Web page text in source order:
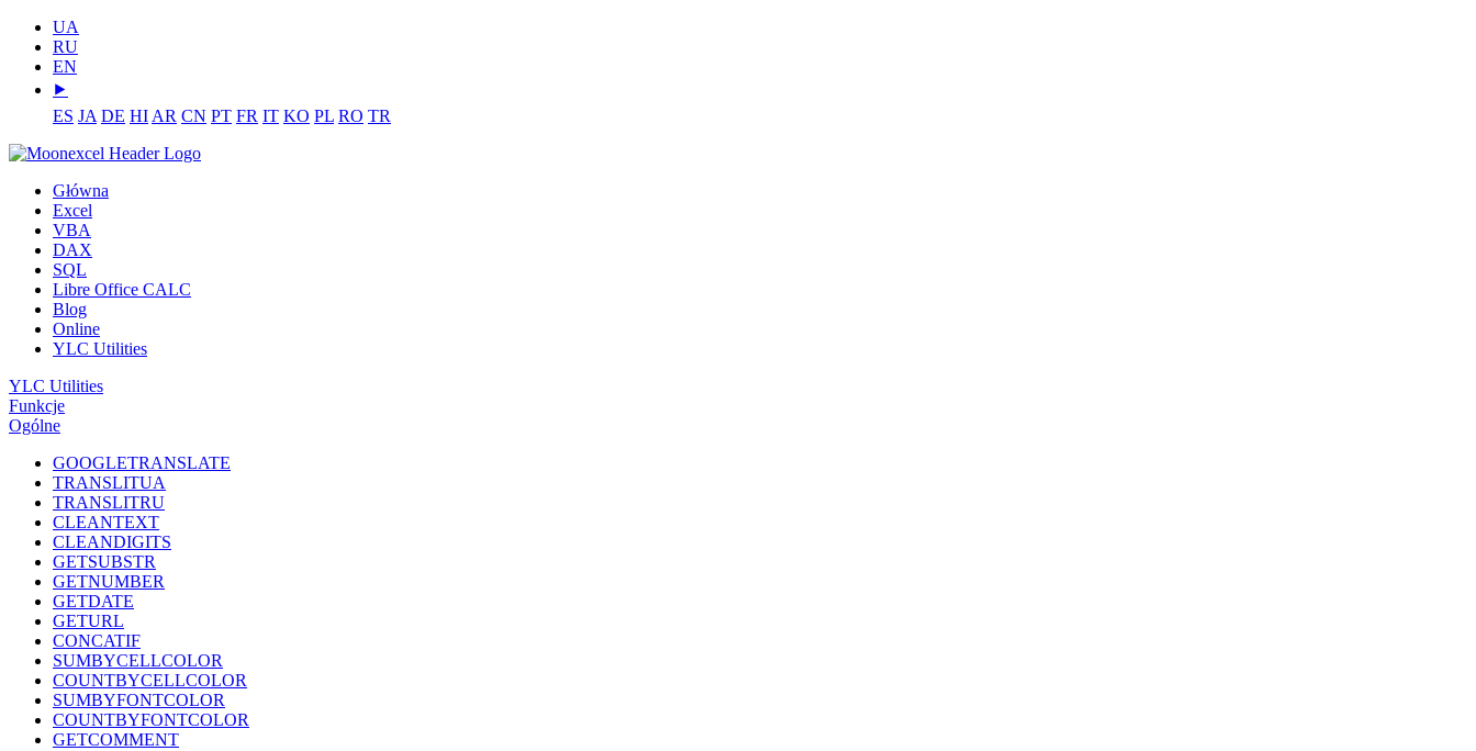
UA
RU
EN
⯈
ES JA DE HI AR CN PT FR IT KO PL RO TR
Główna
Excel
VBA
DAX
SQL
Libre Office CALC
Blog
Online
YLC Utilities
YLC Utilities
Funkcje
Ogólne
GOOGLETRANSLATE
TRANSLITUA
TRANSLITRU
CLEANTEXT
CLEANDIGITS
GETSUBSTR
GETNUMBER
GETDATE
GETURL
CONCATIF
SUMBYCELLCOLOR
COUNTBYCELLCOLOR
SUMBYFONTCOLOR
COUNTBYFONTCOLOR
GETCOMMENT